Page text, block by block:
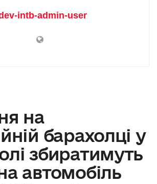
intb-admin-user
на
барахолці у
збиратимуть
автомобіль